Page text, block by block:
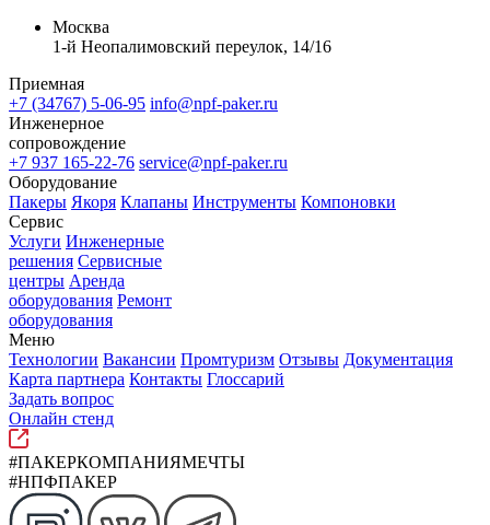
Москва
1-й Неопалимовский переулок, 14/16
Приемная
+7 (34767) 5-06-95 info@npf-paker.ru
Инженерное
сопровождение
+7 937 165-22-76 service@npf-paker.ru
Оборудование
Пакеры Якоря Клапаны Инструменты Компоновки
Сервис
Услуги Инженерные
решения Сервисные
центры Аренда
оборудования Ремонт
оборудования
Меню
Технологии Вакансии Промтуризм Отзывы Документация
Карта партнера Контакты Глоссарий
Задать вопрос
Онлайн стенд
#ПАКЕРКОМПАНИЯМЕЧТЫ
#НПФПАКЕР